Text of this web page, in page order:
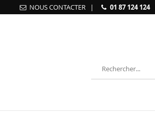
NOUS CONTACTER | 01 87 124 124